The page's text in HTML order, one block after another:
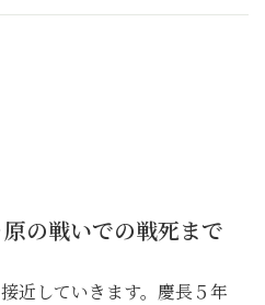
の戦いでの戦死まで
近していきます。慶長５年